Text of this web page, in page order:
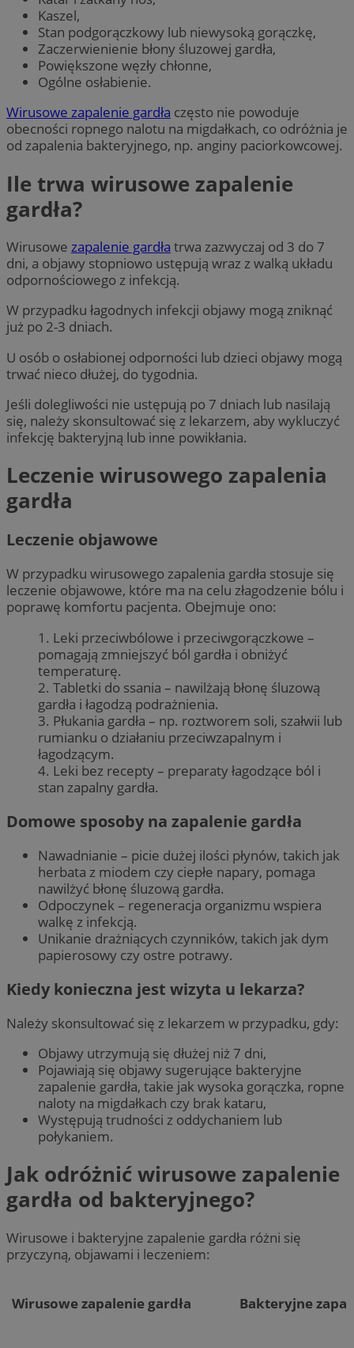
Kaszel,
Stan podgorączkowy lub niewysoką gorączkę,
Zaczerwienienie błony śluzowej gardła,
Powiększone węzły chłonne,
Ogólne osłabienie.
Wirusowe zapalenie gardła często nie powoduje
obecności ropnego nalotu na migdałkach, co odróżnia je
od zapalenia bakteryjnego, np. anginy paciorkowcowej.
Ile trwa wirusowe zapalenie
gardła?
Wirusowe zapalenie gardła trwa zazwyczaj od 3 do 7
dni, a objawy stopniowo ustępują wraz z walką układu
odpornościowego z infekcją.
W przypadku łagodnych infekcji objawy mogą zniknąć
już po 2-3 dniach.
U osób o osłabionej odporności lub dzieci objawy mogą
trwać nieco dłużej, do tygodnia.
Jeśli dolegliwości nie ustępują po 7 dniach lub nasilają
się, należy skonsultować się z lekarzem, aby wykluczyć
infekcję bakteryjną lub inne powikłania.
Leczenie wirusowego zapalenia
gardła
Leczenie objawowe
W przypadku wirusowego zapalenia gardła stosuje się
leczenie objawowe, które ma na celu złagodzenie bólu i
poprawę komfortu pacjenta. Obejmuje ono:
1. Leki przeciwbólowe i przeciwgorączkowe –
pomagają zmniejszyć ból gardła i obniżyć
temperaturę.
2. Tabletki do ssania – nawilżają błonę śluzową
gardła i łagodzą podrażnienia.
3. Płukania gardła – np. roztworem soli, szałwii lub
rumianku o działaniu przeciwzapalnym i
łagodzącym.
4. Leki bez recepty – preparaty łagodzące ból i
stan zapalny gardła.
Domowe sposoby na zapalenie gardła
Nawadnianie – picie dużej ilości płynów, takich jak
herbata z miodem czy ciepłe napary, pomaga
nawilżyć błonę śluzową gardła.
Odpoczynek – regeneracja organizmu wspiera
walkę z infekcją.
Unikanie drażniących czynników, takich jak dym
papierosowy czy ostre potrawy.
Kiedy konieczna jest wizyta u lekarza?
Należy skonsultować się z lekarzem w przypadku, gdy:
Objawy utrzymują się dłużej niż 7 dni,
Pojawiają się objawy sugerujące bakteryjne
zapalenie gardła, takie jak wysoka gorączka, ropne
naloty na migdałkach czy brak kataru,
Występują trudności z oddychaniem lub
połykaniem.
Jak odróżnić wirusowe zapalenie
gardła od bakteryjnego?
Wirusowe i bakteryjne zapalenie gardła różni się
przyczyną, objawami i leczeniem:
Wirusowe zapalenie gardła Bakteryjne